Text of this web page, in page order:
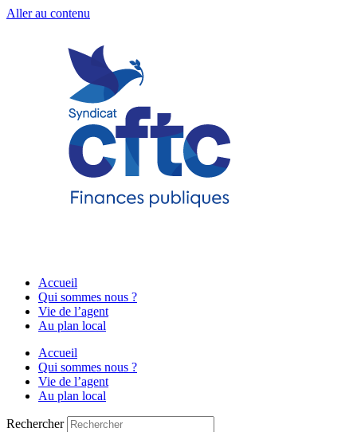
Aller au contenu
Accueil
Qui sommes nous ?
Vie de l’agent
Au plan local
Accueil
Qui sommes nous ?
Vie de l’agent
Au plan local
Rechercher